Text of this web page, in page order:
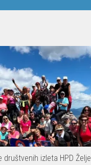
društvenih izleta HPD